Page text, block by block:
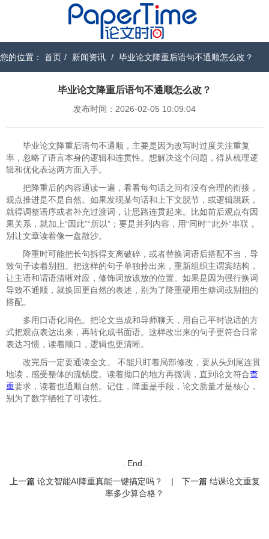
您的位置： 首页 / 新闻资讯 / 毕业论文降重后语句不通顺怎么改？
毕业论文降重后语句不通顺怎么改？
发布时间：2026-02-05 10:09:04
毕业论文降重后语句不通顺，主要是因为改写时过度关注重复
率，忽略了语言本身的逻辑和连贯性。想解决这个问题，得从梳理逻
辑和优化表达两方面入手。
把降重后的内容通读一遍，看看每句话之间有没有合理的衔接，
观点推进是不是自然。如果发现某句话和上下文脱节，或逻辑跳跃，
就得调整语序或者补充过渡词，让思路连贯起来。比如前后观点有因
果关系，就加上“因此”“所以”；要是并列内容，用“同时”“此外”串联，
别让文章读着像一盘散沙。
降重时可能把长句拆得支离破碎，或者替换词语后搭配不当，导
致句子读着别扭。把这样的句子单独拎出来，重新组织主谓宾结构，
让主语和谓语清晰对应，修饰词放该放的位置。如果是因为强行换词
导致不通顺，就换回更自然的表述，别为了降重硬用生僻词或别扭的
搭配。
多用口语化润色。把论文当成和导师聊天，用自己平时说话的方
式把观点表达出来，再转化成书面语。这样改出来的句子更符合日常
表达习惯，读着顺口，逻辑也更清晰。
改完后一定要通读全文。 不能只盯着局部修改，要从头到尾连贯
地读，感受整体的流畅度。读着拗口的地方再微调，直到论文符合查
重要求，读着也通顺自然。记住，降重是手段，论文质量才是核心，
别为了数字牺牲了可读性。
. End .
上一篇 论文智能AI降重真能一键搞定吗？ | 下一篇 结课论文重复
率多少算合格？